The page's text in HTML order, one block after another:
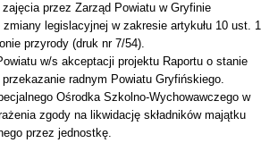
zajęcia przez Zarząd Powiatu w Gryfinie
legislacyjnej w zakresie artykułu 10 ust. 1
przyrody (druk nr 7/54).
w/s akceptacji projektu Raportu o stanie
radnym Powiatu Gryfińskiego.
Ośrodka Szkolno-Wychowawczego w
zgody na likwidację składników majątku
przez jednostkę.